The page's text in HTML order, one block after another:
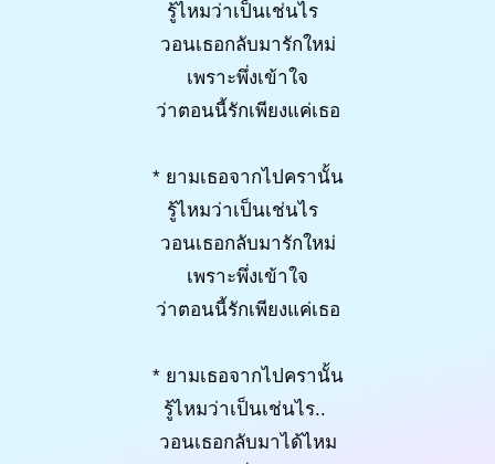
รู้ไหมว่าเป็นเช่นไร
วอนเธอกลับมารักใหม่
เพราะพึ่งเข้าใจ
ว่าตอนนี้รักเพียงแค่เธอ
* ยามเธอจากไปครานั้น
รู้ไหมว่าเป็นเช่นไร
วอนเธอกลับมารักใหม่
เพราะพึ่งเข้าใจ
ว่าตอนนี้รักเพียงแค่เธอ
* ยามเธอจากไปครานั้น
รู้ไหมว่าเป็นเช่นไร..
วอนเธอกลับมาได้ไหม